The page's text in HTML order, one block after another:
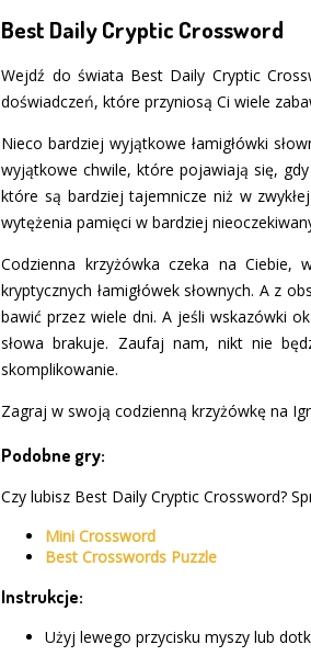
Best Daily Cryptic Crossword
Wejdź do świata Best Daily Cryptic
doświadczeń, które przyniosą Ci wiele
Nieco bardziej wyjątkowe łamigłówki
wyjątkowe chwile, które pojawiają się,
które są bardziej tajemnicze niż w
wytężenia pamięci w bardziej
Codzienna krzyżówka czeka na Ciebie,
kryptycznych łamigłówek słownych. A z
bawić przez wiele dni. A jeśli wskazówki
słowa brakuje. Zaufaj nam, nikt nie
skomplikowanie.
Zagraj w swoją codzienną krzyżówkę na
Podobne gry:
Czy lubisz Best Daily Cryptic Crossword?
Mini Crossword
Best Crosswords Puzzle
Instrukcje:
Użyj lewego przycisku myszy lub